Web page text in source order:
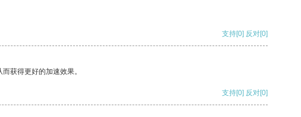
支持[0] 反对[0]
获得更好的加速效果。
支持[0] 反对[0]